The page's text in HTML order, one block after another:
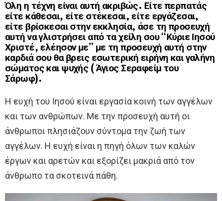
Όλη η τέχνη είναι αυτή ακριβώς. Είτε περπατάς
είτε κάθεσαι, είτε στέκεσαι, είτε εργάζεσαι,
είτε βρίσκεσαι στην εκκλησία, άσε τη προσευχή
αυτή να γλιστρήσει από τα χείλη σου “Κύριε Ιησού
Χριστέ, ελέησον με” με τη προσευχή αυτή στην
καρδιά σου θα βρεις εσωτερική ειρήνη και γαλήνη
σώματος και ψυχής ( Άγιος Σεραφείμ του
Σάρωφ).
Η ευχή του Ιησού είναι εργασία κοινή των αγγέλων
και των ανθρώπων. Με την προσευχή αυτή οι
άνθρωποι πλησιάζουν σύντομα την ζωή των
αγγέλων. Η ευχή είναι η πηγή όλων των καλών
έργων και αρετών και εξορίζει μακριά από τον
άνθρωπο τα σκοτεινά πάθη.